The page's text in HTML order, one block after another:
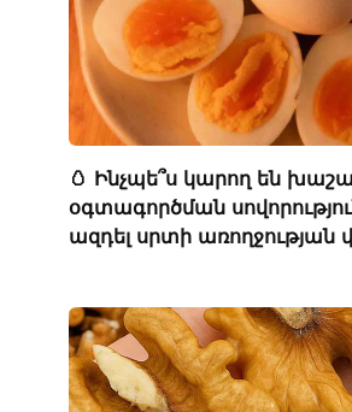
🥚 Ինչպե՞ս կարող են
օգտագործման
ազդել սրտի առողջության